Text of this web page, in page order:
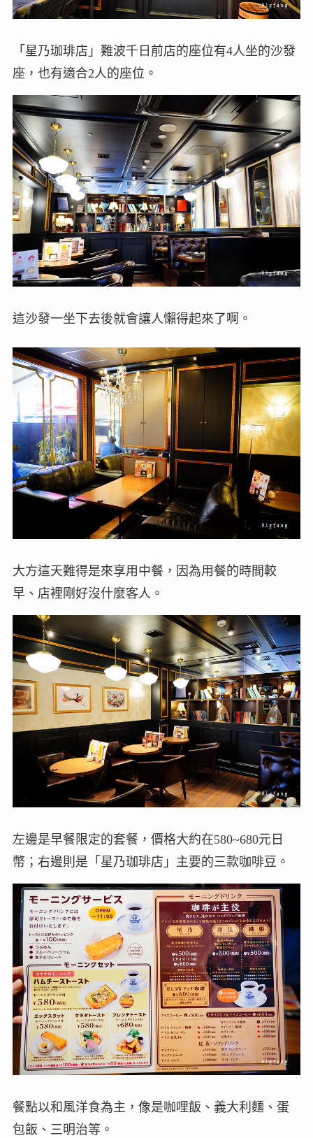
「星乃珈琲店」難波千日前店的座位有4人坐的沙發
座，也有適合2人的座位。
這沙發一坐下去後就會讓人懶得起來了啊。
大方這天難得是來享用中餐，因為用餐的時間較
早、店裡剛好沒什麼客人。
左邊是早餐限定的套餐，價格大約在580~680元日
幣；右邊則是「星乃珈琲店」主要的三款咖啡豆。
餐點以和風洋食為主，像是咖哩飯、義大利麵、蛋
包飯、三明治等。